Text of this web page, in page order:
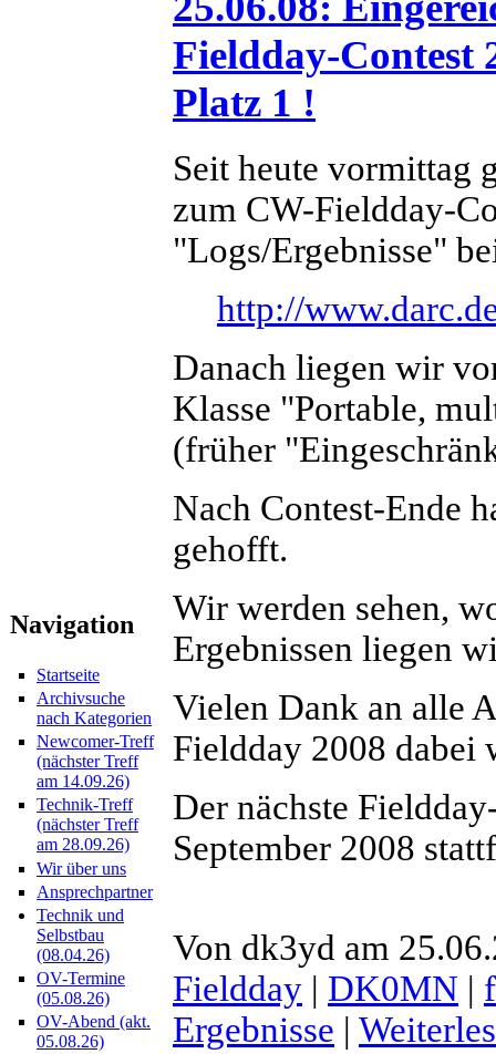
Navigation
Startseite
Archivsuche
nach Kategorien
Newcomer-Treff
(nächster Treff
am 14.09.26)
Technik-Treff
(nächster Treff
am 28.09.26)
Wir über uns
Ansprechpartner
Technik und
Selbstbau
(08.04.26)
OV-Termine
(05.08.26)
OV-Abend (akt.
05.08.26)
Fieldday-Contest
Platz 1 !
Seit heute vormittag
zum CW-Fieldday-
"Logs/Ergebnisse"
http://
Danach liegen wir
Klasse "Portable,
(früher
Nach Contest-Ende
gehofft.
Wir werden sehen,
Ergebnissen liegen
Vielen Dank an alle
Fieldday 2008 dabei
Der nächste
September 2008
Von dk3yd am
Fieldday | DK0MN |
Ergebnisse |